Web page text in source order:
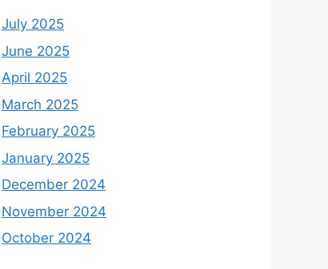
July 2025
June 2025
April 2025
March 2025
February 2025
January 2025
December 2024
November 2024
October 2024